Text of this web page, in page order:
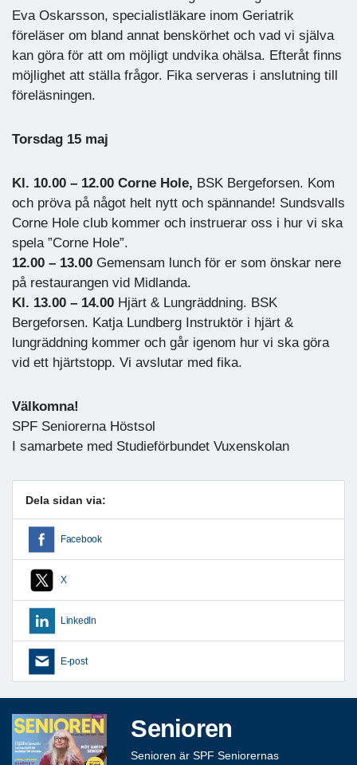
Eva Oskarsson, specialistläkare inom Geriatrik
föreläser om bland annat benskörhet och vad vi själva
kan göra för att om möjligt undvika ohälsa. Efteråt finns
möjlighet att ställa frågor. Fika serveras i anslutning till
föreläsningen.
Torsdag 15 maj
Kl. 10.00 – 12.00 Corne Hole, BSK Bergeforsen. Kom
och pröva på något helt nytt och spännande! Sundsvalls
Corne Hole club kommer och instruerar oss i hur vi ska
spela ”Corne Hole”.
12.00 – 13.00 Gemensam lunch för er som önskar nere
på restaurangen vid Midlanda.
Kl. 13.00 – 14.00 Hjärt & Lungräddning. BSK
Bergeforsen. Katja Lundberg Instruktör i hjärt &
lungräddning kommer och går igenom hur vi ska göra
vid ett hjärtstopp. Vi avslutar med fika.
Välkomna!
SPF Seniorerna Höstsol
I samarbete med Studieförbundet Vuxenskolan
Dela sidan via:
Facebook
X
LinkedIn
E-post
Senioren
Senioren är SPF Seniorernas